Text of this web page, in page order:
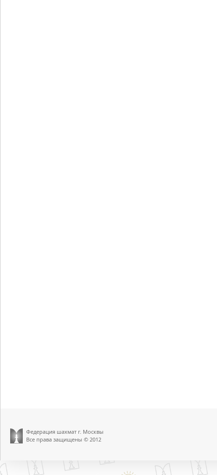
Федерация шахмат г. Москвы
Все права защищены © 2012